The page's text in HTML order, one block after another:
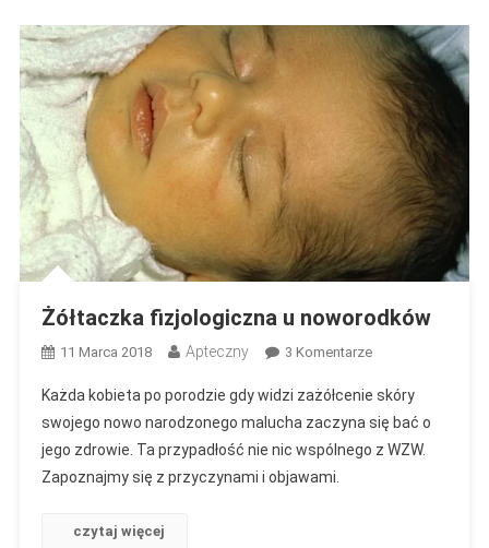
Żółtaczka fizjologiczna u noworodków
11 Marca 2018 Apteczny 3 KomentarzeDo
Fizjologiczna
U
Noworodków
Każda kobieta po porodzie gdy widzi zażółcenie skóry
swojego nowo narodzonego malucha zaczyna się bać o
jego zdrowie. Ta przypadłość nie nic wspólnego z WZW.
Zapoznajmy się z przyczynami i objawami.
czytaj więcej